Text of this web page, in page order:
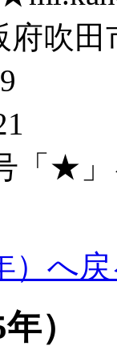
吹田
「★」
）へ
）